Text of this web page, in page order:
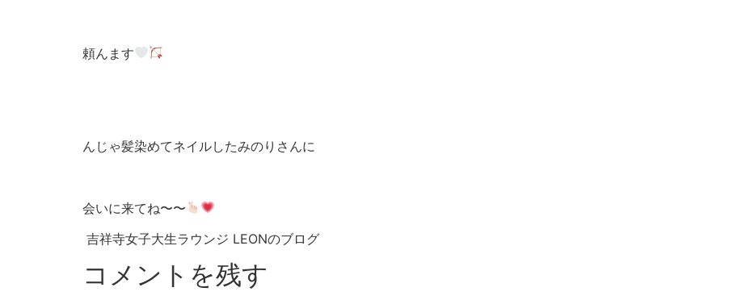
頼んます
んじゃ髪染めてネイルしたみのりさんに
会いに来てね〜〜
吉祥寺女子大生ラウンジ LEONのブログ
コメントを残す